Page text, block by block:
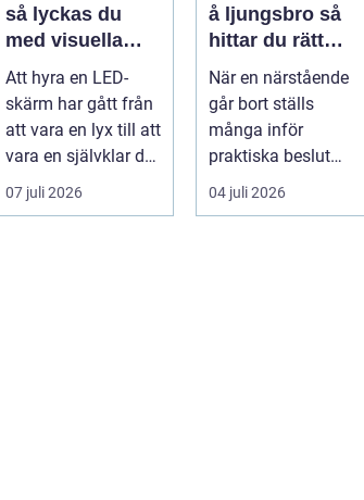
så lyckas du
med visuella
upplevelser på
event
Att hyra en LED-
skärm har gått från
att vara en lyx till att
vara en självklar del
på många event,
m...
07 juli 2026
å ljungsbro så
hittar du rätt
stöd i en svår tid
När en närstående
går bort ställs
många inför
praktiska beslut
mitt i sorgen. Frågor
om ceremoni, ju...
04 juli 2026